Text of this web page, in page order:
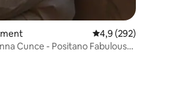
Gemiddelde
4,9 (292)
Cunce - Positano Fabulous